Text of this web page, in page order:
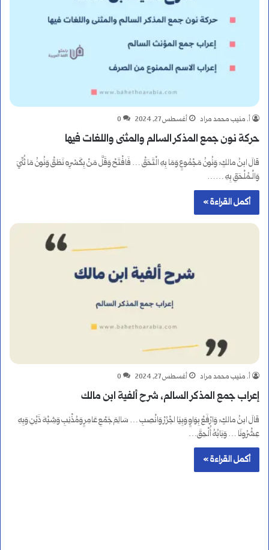
أ. منيب محمد مراد أغسطس 27, 2024 0
حركة نون جمع المذكر السالم والمثنى واللغات فيها
قالَ ابنُ مالكٍ: وَنُونُ مَجْمُوعٍ وَمَا بِهِ الْتَحَقْ … فَافْتَحْ وَقَلَّ مَنْ بِكَسْرِهِ نَطَقْ وَنُونُ مَا ثُنِّيَ
وَالْـمُلْحَقِ بِهِ ……
أكمل القراءة »
أ. منيب محمد مراد أغسطس 27, 2024 0
إعراب جمع المذكر السالم، شرح ألفية ابن مالك
قالَ ابنُ مالكٍ: وَارْفَعْ بِوَاوٍ وَبِيَا اجْرُرْ وَانْصِبِ … سَالِمَ جَمْعِ عَامِرٍ وَمُذْنِبِ وَشِبْهَ ذَيْنِ وَبِهِ
عِشْرُونَا … وَبَابُهُ أُلْحِقَ…
أكمل القراءة »